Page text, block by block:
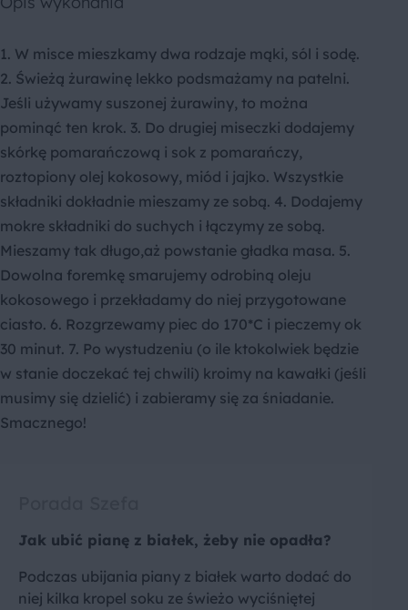
1. W misce mieszkamy dwa rodzaje mąki, sól i sodę.
2. Świeżą żurawinę lekko podsmażamy na patelni.
Jeśli używamy suszonej żurawiny, to można
pominąć ten krok. 3. Do drugiej miseczki dodajemy
skórkę pomarańczową i sok z pomarańczy,
roztopiony olej kokosowy, miód i jajko. Wszystkie
składniki dokładnie mieszamy ze sobą. 4. Dodajemy
mokre składniki do suchych i łączymy ze sobą.
Mieszamy tak długo,aż powstanie gładka masa. 5.
Dowolna foremkę smarujemy odrobiną oleju
kokosowego i przekładamy do niej przygotowane
ciasto. 6. Rozgrzewamy piec do 170*C i pieczemy ok
30 minut. 7. Po wystudzeniu (o ile ktokolwiek będzie
w stanie doczekać tej chwili) kroimy na kawałki (jeśli
musimy się dzielić) i zabieramy się za śniadanie.
Smacznego!
Jak ubić pianę z białek, żeby nie opadła?
Podczas ubijania piany z białek warto dodać do
niej kilka kropel soku ze świeżo wyciśniętej